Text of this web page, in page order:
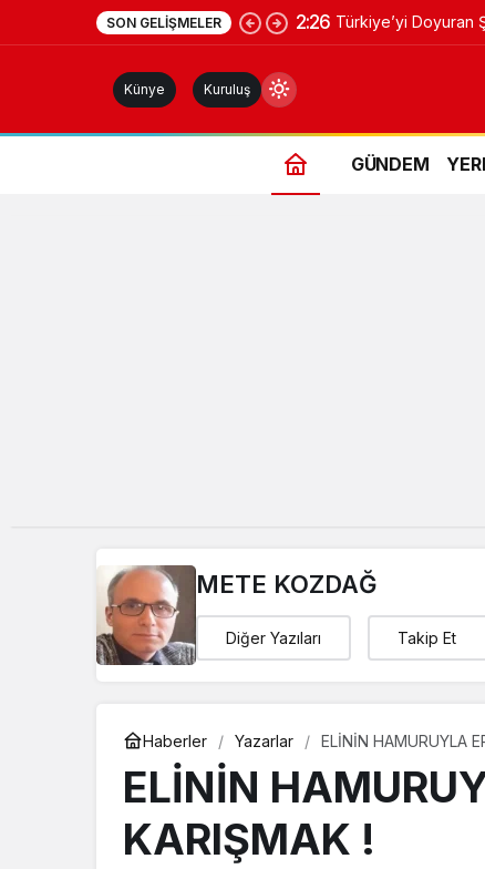
SON GELIŞMELER 2:26 Türkiye’yi Doyuran
Künye Kuruluş
GÜNDEM
METE KOZDAĞ
Diğer Yazıları Takip Et
Haberler Yazarlar ELİNİN HAMURUYLA
ELİNİN
KARIŞMAK !